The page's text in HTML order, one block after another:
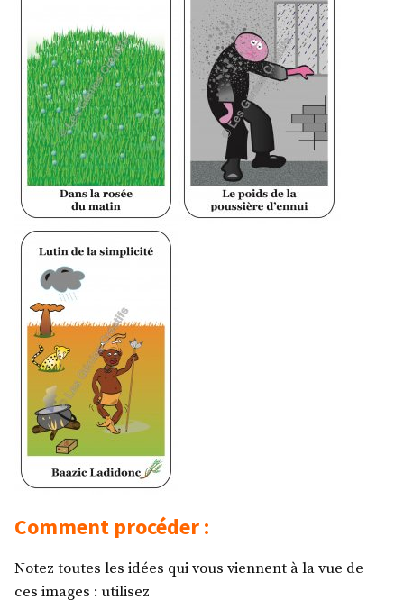
Comment procéder :
Notez toutes les idées qui vous viennent à la vue de
ces images : utilisez